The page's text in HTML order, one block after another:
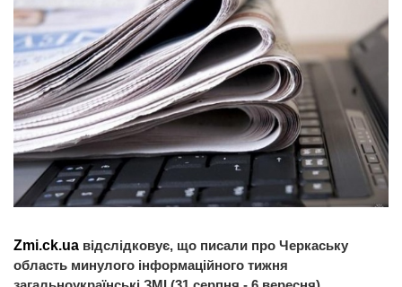
Zmi.ck.ua відслідковує, що писали про Черкаську
область минулого інформаційного тижня